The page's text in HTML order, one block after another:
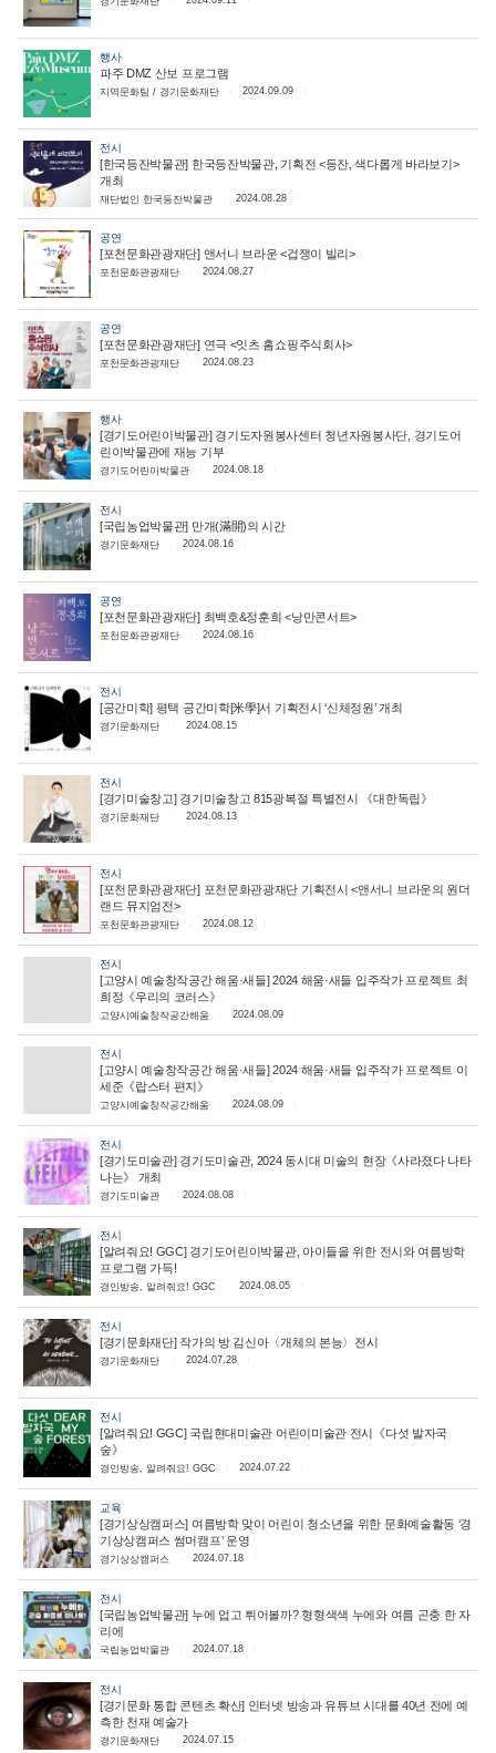
행사
파주 DMZ 산보 프로그램
지역문화팀 / 경기문화재단 2024.09.09
전시
[한국등잔박물관] 한국등잔박물관, 기획전 <등잔, 색다롭게 바라보기>
개최
재단법인 한국등잔박물관 2024.08.28
공연
[포천문화관광재단] 앤서니 브라운 <겁쟁이 빌리>
포천문화관광재단 2024.08.27
공연
[포천문화관광재단] 연극 <잇츠 홈쇼핑주식회사>
포천문화관광재단 2024.08.23
행사
[경기도어린이박물관] 경기도자원봉사센터 청년자원봉사단, 경기도어
린이박물관에 재능 기부
경기도어린이박물관 2024.08.18
전시
[국립농업박물관] 만개(滿開)의 시간
경기문화재단 2024.08.16
공연
[포천문화관광재단] 최백호&정훈희 <낭만콘서트>
포천문화관광재단 2024.08.16
전시
[공간미학] 평택 공간미학[米學]서 기획전시 ‘신체정원’ 개최
경기문화재단 2024.08.15
전시
[경기미술창고] 경기미술창고 815광복절 특별전시 《대한독립》
경기문화재단 2024.08.13
전시
[포천문화관광재단] 포천문화관광재단 기획전시 <앤서니 브라운의 원더
랜드 뮤지엄전>
포천문화관광재단 2024.08.12
전시
[고양시 예술창작공간 해움·새들] 2024 해움·새들 입주작가 프로젝트 최
희정《우리의 코러스》
고양시예술창작공간해움 2024.08.09
전시
[고양시 예술창작공간 해움·새들] 2024 해움·새들 입주작가 프로젝트 이
세준《랍스터 편지》
고양시예술창작공간해움 2024.08.09
전시
[경기도미술관] 경기도미술관, 2024 동시대 미술의 현장《사라졌다 나타
나는》 개최
경기도미술관 2024.08.08
전시
[알려줘요! GGC] 경기도어린이박물관, 아이들을 위한 전시와 여름방학
프로그램 가득!
경인방송, 알려줘요! GGC 2024.08.05
전시
[경기문화재단] 작가의 방 김신아〈개체의 본능〉전시
경기문화재단 2024.07.28
전시
[알려줘요! GGC] 국립현대미술관 어린이미술관 전시《다섯 발자국
숲》
경인방송, 알려줘요! GGC 2024.07.22
교육
[경기상상캠퍼스] 여름방학 맞이 어린이 청소년을 위한 문화예술활동 ‘경
기상상캠퍼스 썸머캠프’ 운영
경기상상캠퍼스 2024.07.18
전시
[국립농업박물관] 누에 업고 튀어볼까? 형형색색 누에와 여름 곤충 한 자
리에
국립농업박물관 2024.07.18
전시
[경기문화 통합 콘텐츠 확산] 인터넷 방송과 유튜브 시대를 40년 전에 예
측한 천재 예술가
경기문화재단 2024.07.15